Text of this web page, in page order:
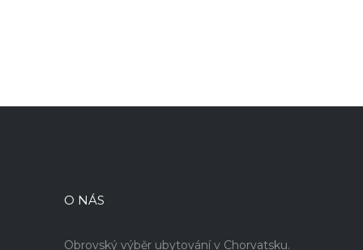
O NÁS
Obrovský výběr ubytování v Chorvatsku.